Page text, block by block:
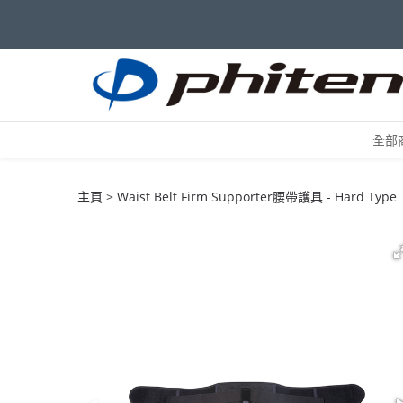
全部
主頁 Waist Belt Firm Supporter腰帶護具 - Hard Type